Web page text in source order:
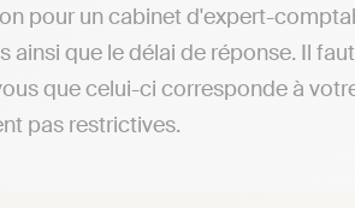
pour un cabinet d'expert-
que le délai de réponse. Il faut
que celui-ci corresponde à
pas restrictives.